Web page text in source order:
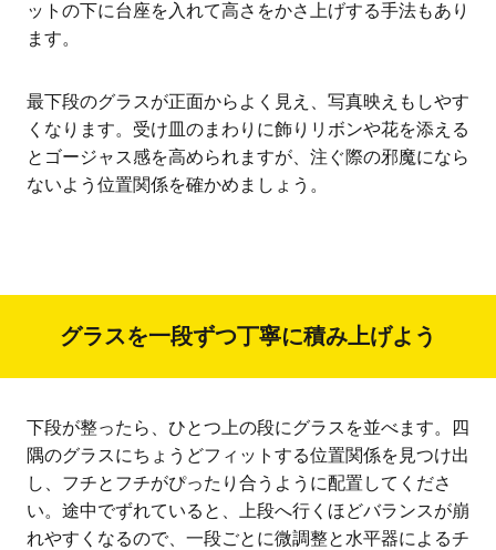
ットの下に台座を入れて高さをかさ上げする手法もあり
ます。
最下段のグラスが正面からよく見え、写真映えもしやす
くなります。受け皿のまわりに飾りリボンや花を添える
とゴージャス感を高められますが、注ぐ際の邪魔になら
ないよう位置関係を確かめましょう。
グラスを一段ずつ丁寧に積み上げよう
下段が整ったら、ひとつ上の段にグラスを並べます。四
隅のグラスにちょうどフィットする位置関係を見つけ出
し、フチとフチがぴったり合うように配置してくださ
い。途中でずれていると、上段へ行くほどバランスが崩
れやすくなるので、一段ごとに微調整と水平器によるチ